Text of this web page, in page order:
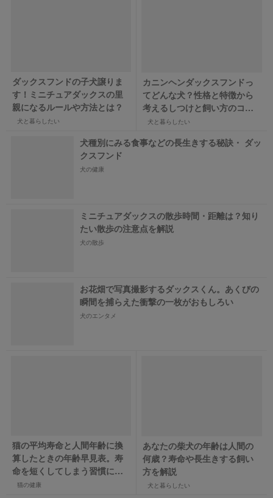
ダックスフンドの子犬譲りま
す！ミニチュアダックスの里
親になるルールや方法とは？
犬と暮らしたい
カニンヘンダックスフンドっ
てどんな犬？性格と特徴から
考えるしつけと飼い方のコ
ツ！
犬と暮らしたい
犬種別にみる食事などの長生きする秘訣・ ダッ
クスフンド
犬の健康
ミニチュアダックスの散歩時間・距離は？知り
たい散歩の注意点を解説
犬の散歩
お花畑で写真撮影するダックスくん。あくびの
瞬間を捕らえた衝撃の一枚がおもしろい
犬のエンタメ
猫の平均寿命と人間年齢に換
算したときの年齢早見表。寿
命を短くしてしまう習慣に注
意
猫の健康
あなたの柴犬の年齢は人間の
何歳？寿命や長生きする飼い
方を解説
犬と暮らしたい